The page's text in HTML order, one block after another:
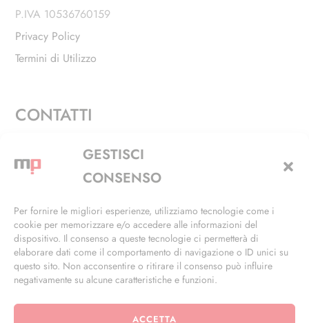
GESTISCI
CONSENSO
Per fornire le migliori esperienze, utilizziamo tecnologie come i
cookie per memorizzare e/o accedere alle informazioni del
dispositivo. Il consenso a queste tecnologie ci permetterà di
elaborare dati come il comportamento di navigazione o ID unici su
questo sito. Non acconsentire o ritirare il consenso può influire
negativamente su alcune caratteristiche e funzioni.
ACCETTA
P.IVA 10536760159
Privacy Policy
Termini di Utilizzo
CONTATTI
Via Alfieri, 27 - Trezzano Sul Naviglio (MI)
+39 02 4846 3155
info@masterphil.it